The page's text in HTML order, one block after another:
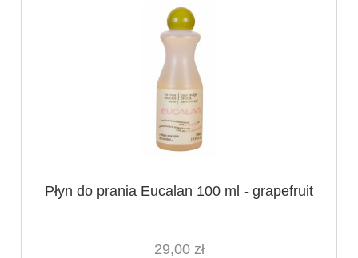
Płyn do prania Eucalan 100 ml - grapefruit
29,00 zł